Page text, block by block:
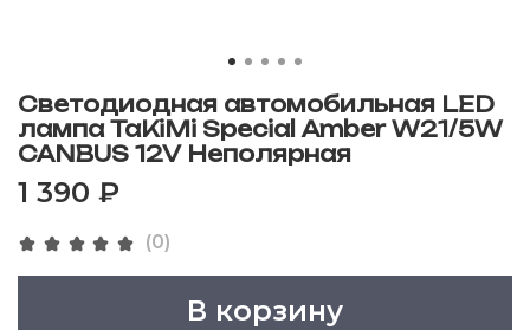
(0)
Светодиодная автомобильная LED
лампа TaKiMi Special Amber W21/5W
CANBUS 12V Неполярная
1 390 ₽
В корзину